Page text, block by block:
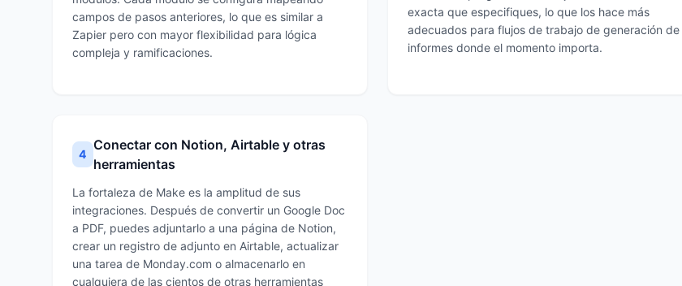
campos de pasos anteriores, lo que es similar a
Zapier pero con mayor flexibilidad para lógica
compleja y ramificaciones.
exacta que especifiques, lo que los hace más
adecuados para flujos de trabajo de generación de
informes donde el momento importa.
4
Conectar con Notion, Airtable y otras
herramientas
La fortaleza de Make es la amplitud de sus
integraciones. Después de convertir un Google Doc
a PDF, puedes adjuntarlo a una página de Notion,
crear un registro de adjunto en Airtable, actualizar
una tarea de Monday.com o almacenarlo en
cualquiera de las cientos de otras herramientas